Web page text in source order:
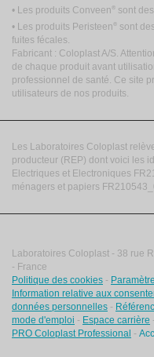
• Les produits Conveen ®
sont
• Les produits Peristeen ®
sont
fuites fécales.
Fabricant : Coloplast A/S.
de chaque produit avant
professionnel de santé. Ce site
utilisateurs de nos produits.
Les Laboratoires Coloplast
producteur (REP) dont voici les
Electriques et Electroniques
ménagers et papiers
Laboratoires Coloplast - 38 rue
- France
Politique des cookies -
Information relative aux
données personnelles -
mode d'emploi - Espace carrière -
PRO Coloplast Professional -